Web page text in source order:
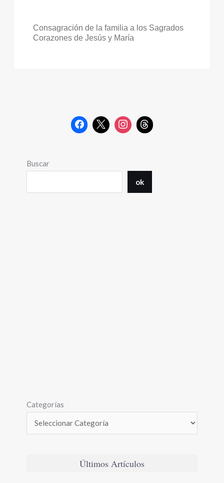
Consagración de la familia a los Sagrados
Corazones de Jesús y María
Buscar
ok
Categorías
Últimos Artículos